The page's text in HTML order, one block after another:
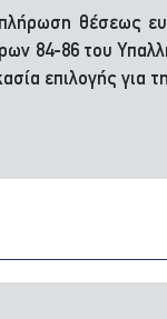
θέσεως
84-86 του
επιλογής για τη